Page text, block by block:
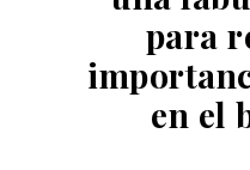
para
en el